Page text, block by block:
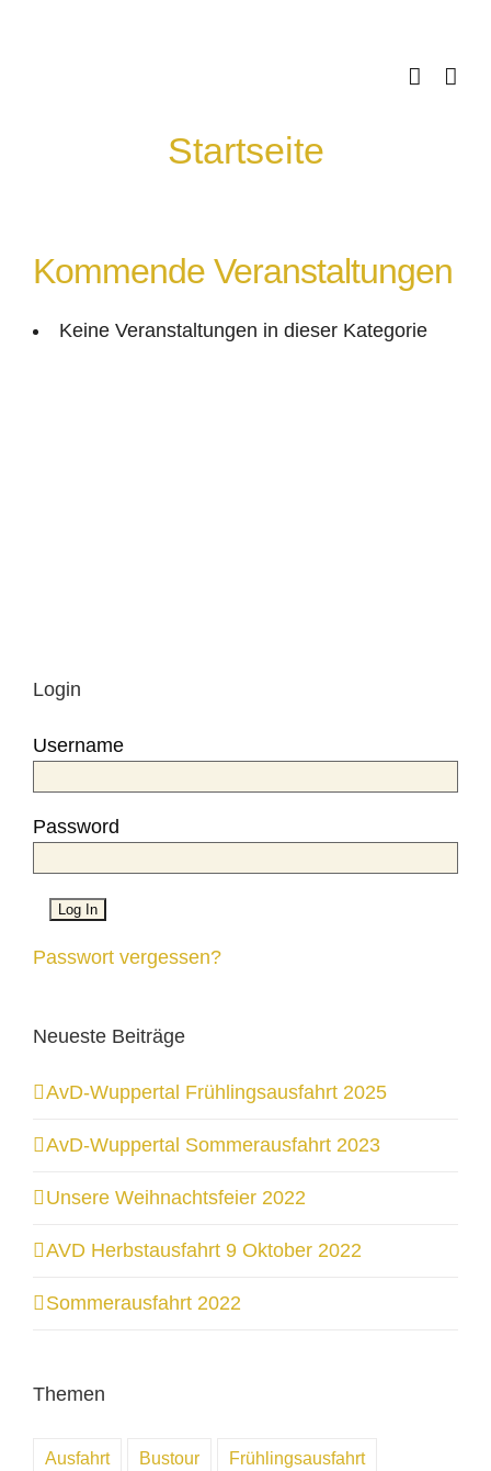
Startseite
Kommende Veranstaltungen
Keine Veranstaltungen in dieser Kategorie
Login
Username
Password
Passwort vergessen?
Neueste Beiträge
AvD-Wuppertal Frühlingsausfahrt 2025
AvD-Wuppertal Sommerausfahrt 2023
Unsere Weihnachtsfeier 2022
AVD Herbstausfahrt 9 Oktober 2022
Sommerausfahrt 2022
Themen
Ausfahrt Bustour Frühlingsausfahrt